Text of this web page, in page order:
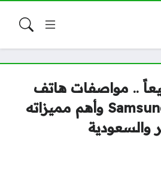
.. مواصفات هاتف
Samsung Galaxy A05s وأهم مميزاته